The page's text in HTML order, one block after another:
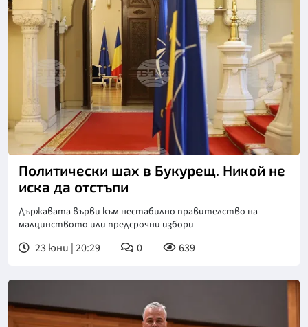
Политически шах в Букурещ. Никой не
иска да отстъпи
Държавата върви към нестабилно правителство на
малцинството или предсрочни избори
23 юни | 20:29 0 639